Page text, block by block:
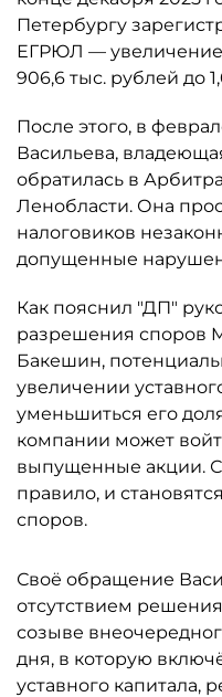
Петербургу
ЕГРЮЛ — увеличение
906,6 тыс. рублей до
После этого, в
Васильева,
обратилась в
Ленобласти. Она
налоговиков
допущенные
Как пояснил "ДП"
разрешения споров
Бакешин,
увеличении
уменьшиться его
компании может
выпущенные акции.
правило, и
споров.
Своё обращение
отсутствием
созыве
дня, в которую
уставного капитала,